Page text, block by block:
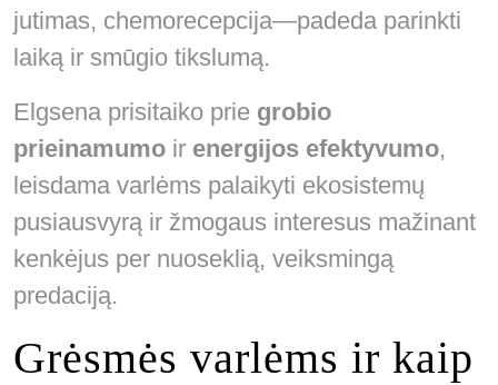
jutimas, chemorecepcija—padeda parinkti
laiką ir smūgio tikslumą.
Elgsena prisitaiko prie grobio
prieinamumo ir energijos efektyvumo,
leisdama varlėms palaikyti ekosistemų
pusiausvyrą ir žmogaus interesus mažinant
kenkėjus per nuoseklią, veiksmingą
predaciją.
Grėsmės varlėms ir kaip